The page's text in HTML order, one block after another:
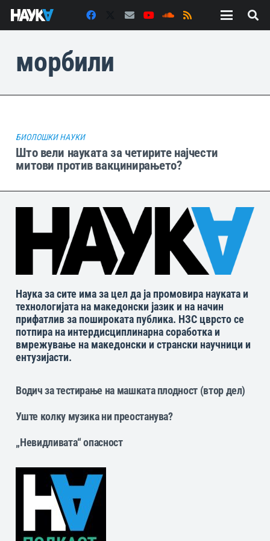
морбили
БИОЛОШКИ НАУКИ
Што вели науката за четирите најчести
митови против вакцинирањето?
Наука за сите има за цел да ја промовира науката и
технологијата на македонски јазик и на начин
прифатлив за пошироката публика. НЗС цврсто се
потпира на интердисциплинарна соработка и
вмрежување на македонски и странски научници и
ентузијасти.
Водич за тестирање на машката плодност (втор дел)
Уште колку музика ни преостанува?
„Невидливата“ опасност